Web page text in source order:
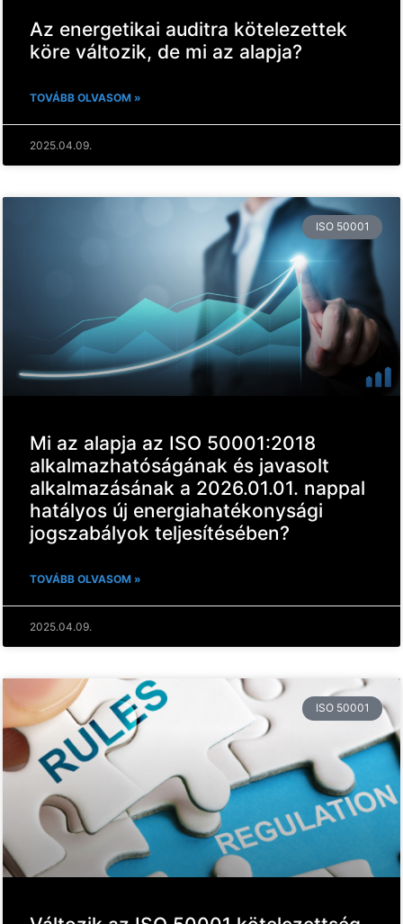
Az energetikai auditra kötelezettek
köre változik, de mi az alapja?
TOVÁBB OLVASOM »
2025.04.09.
ISO 50001
Mi az alapja az ISO 50001:2018
alkalmazhatóságának és javasolt
alkalmazásának a 2026.01.01. nappal
hatályos új energiahatékonysági
jogszabályok teljesítésében?
TOVÁBB OLVASOM »
2025.04.09.
ISO 50001